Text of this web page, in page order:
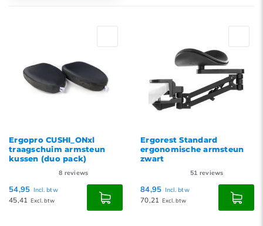
Nieuwste producten
Laagste prijs
Hoogste prijs
Ergopro CUSHI_ONxl
traagschuim armsteun
kussen (duo pack)
8 reviews
54,95 Incl. btw
45,41 Excl. btw
Ergorest Standard
ergonomische armsteun
zwart
51 reviews
84,95 Incl. btw
70,21 Excl. btw